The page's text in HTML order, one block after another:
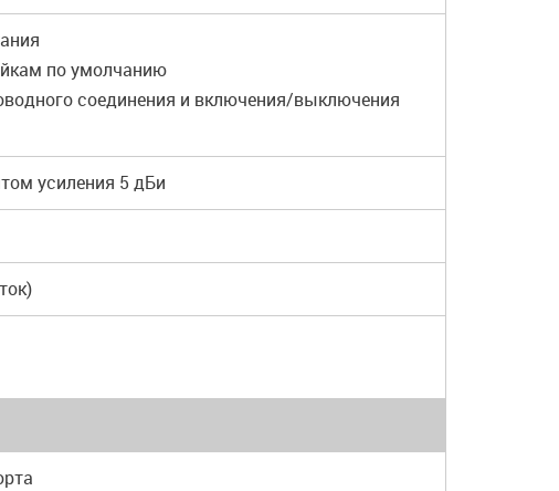
по умолчанию
соединения и включения/выключения
усиления 5 дБи